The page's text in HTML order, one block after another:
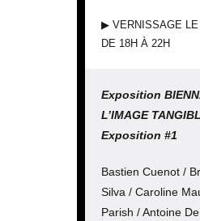
▶︎ VERNISSAGE
DE 18H À 22H
Exposition
L’IMAGE
Exposition #1
Bastien Cuenot /
Silva / Caroline
Parish / Antoine